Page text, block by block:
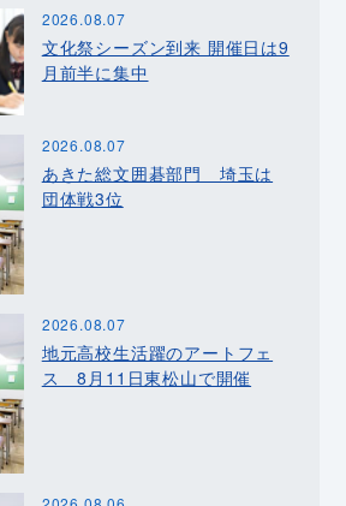
2026.08.07
文化祭シーズン到来 開催日は9
月前半に集中
2026.08.07
あきた総文囲碁部門 埼玉は
団体戦3位
2026.08.07
地元高校生活躍のアートフェ
ス 8月11日東松山で開催